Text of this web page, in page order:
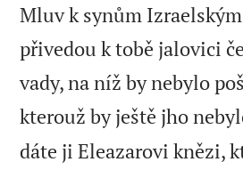
Mluv k synům
přivedou k tobě jalovici
vady, na níž by nebylo
kterouž by ještě jho
dáte ji Eleazarovi knězi,